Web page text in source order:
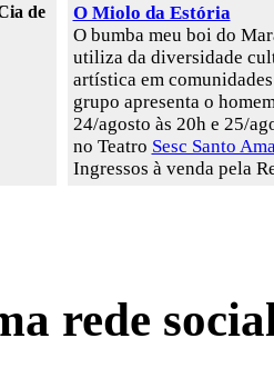
de
O Miolo da Estória
O bumba meu boi do
utiliza da diversidade
artística em
grupo apresenta o
24/agosto às 20h e 25/
no Teatro Sesc Santo
Ingressos à venda pela
rede